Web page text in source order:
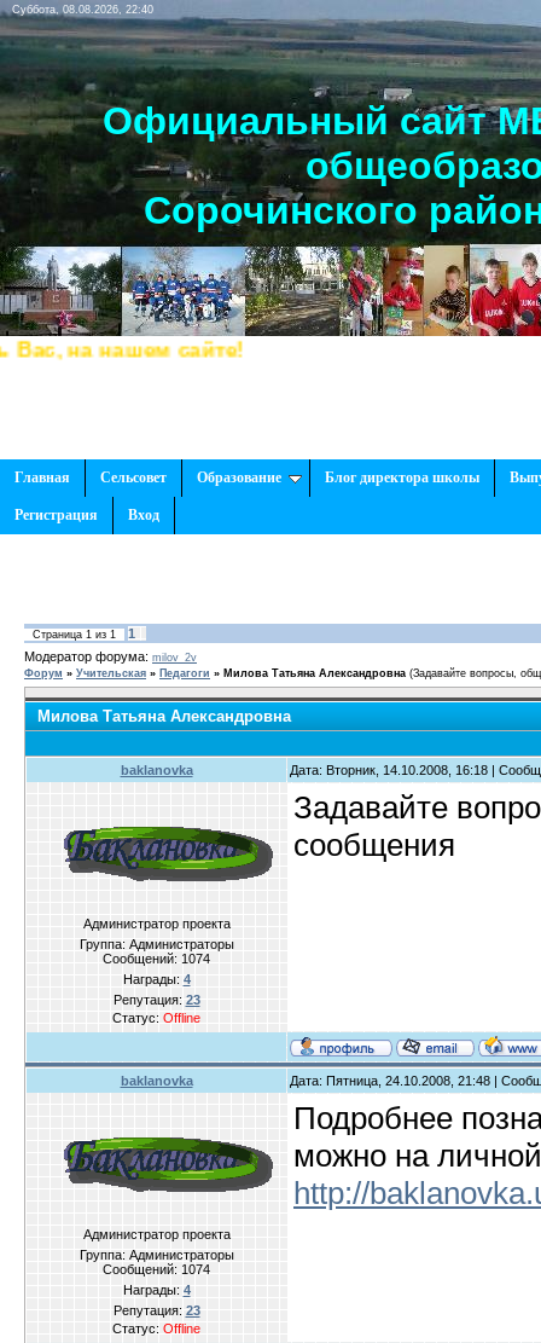
Суббота, 08.08.2026, 22:40
Официальный сайт
Сорочинского
сайте!
Главная Сельсовет Образование Блог директора школы
Регистрация Вход
Страница 1 из 1
1
Модератор форума: milov_2v
Форум » Учительская » Педагоги » Милова Татьяна Александровна (Задавайте вопросы,
Милова Татьяна Александровна
baklanovka Дата: Вторник, 14.10.2008, 16:18 |
Администратор проекта
Группа: Администраторы
Сообщений: 1074
Награды: 4
Репутация: 23
Статус: Offline
Задавайте
сообщения
baklanovka Дата: Пятница, 24.10.2008, 21:48 |
Администратор проекта
Группа: Администраторы
Сообщений: 1074
Награды: 4
Репутация: 23
Статус: Offline
Подробнее
можно на
http://